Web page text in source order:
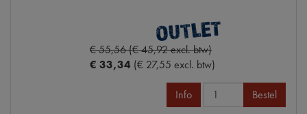
€ 55,56 (€ 45,92 excl. btw)
€ 33,34 (€ 27,55 excl. btw)
Info Bestel